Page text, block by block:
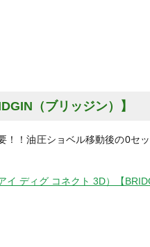
（ブリッジン）】
！！油圧ショベル移動後の0セ
イ ディグ コネクト 3D）【